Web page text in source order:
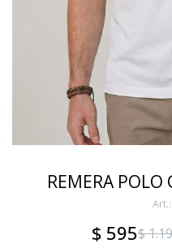
REMERA POLO
$ 595$